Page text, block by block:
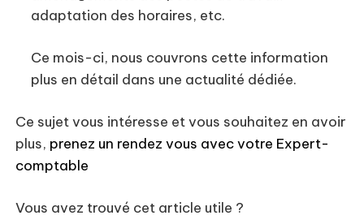
adaptation des horaires, etc.
Ce mois-ci, nous couvrons cette information
plus en détail dans une actualité dédiée.
Ce sujet vous intéresse et vous souhaitez en avoir
plus, prenez un rendez vous avec votre Expert-
comptable
Vous avez trouvé cet article utile ?